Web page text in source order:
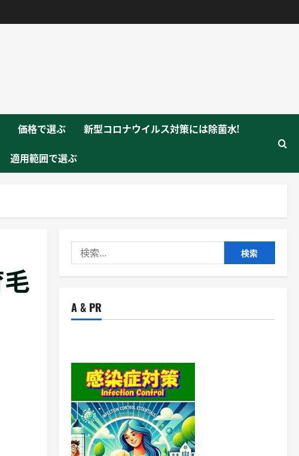
価格で選ぶ 新型コロナウイルス対策には除菌水!
適用範囲で選ぶ
索:
A & PR